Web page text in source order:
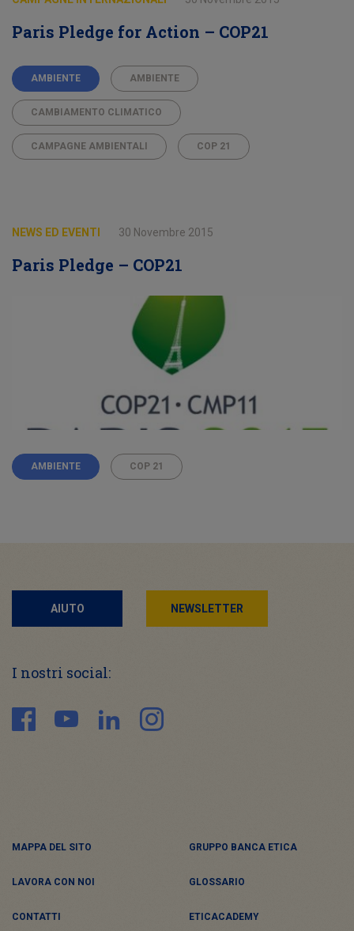
Paris Pledge for Action – COP21
AMBIENTE AMBIENTE
CAMBIAMENTO CLIMATICO
CAMPAGNE AMBIENTALI COP 21
NEWS ED EVENTI 30 Novembre 2015
Paris Pledge – COP21
AMBIENTE COP 21
AIUTO NEWSLETTER
I nostri social:
MAPPA DEL SITO GRUPPO BANCA ETICA
LAVORA CON NOI GLOSSARIO
CONTATTI ETICACADEMY